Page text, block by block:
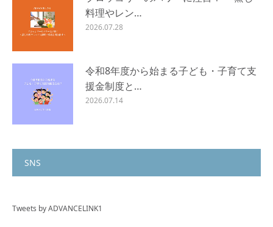
料理やレン…
2026.07.28
令和8年度から始まる子ども・子育て支
援金制度と…
2026.07.14
SNS
Tweets by ADVANCELINK1